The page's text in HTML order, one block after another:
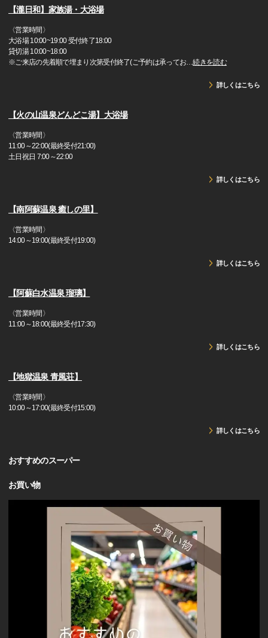
【瀧日和】家族湯・大浴場
〈営業時間〉
大浴場 10:00~19:00 受付終了18:00
貸切湯 10:00~18:00
※ご来店の先着順で埋まり次第受付終了(ご予約は承ってお…続きを読む
詳しくはこちら
【火の山温泉どんどこ湯】大浴場
〈営業時間〉
11:00～22:00(最終受付21:00)
土日祝日 7:00～22:00
詳しくはこちら
【南阿蘇温泉 癒しの里】
〈営業時間〉
14:00～19:00(最終受付19:00)
詳しくはこちら
【阿蘇白水温泉 瑠璃】
〈営業時間〉
11:00～18:00(最終受付17:30)
詳しくはこちら
【地獄温泉 青風荘】
〈営業時間〉
10:00～17:00(最終受付15:00)
詳しくはこちら
おすすめのスーパー
お買い物